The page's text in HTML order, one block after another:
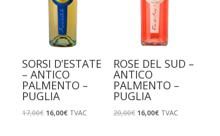
SORSI D’ESTATE
– ANTICO
PALMENTO –
PUGLIA
17,00€ Le
16,00€LeTVAC
ROSE DEL SUD –
ANTICO
PALMENTO –
PUGLIA
20,00€ Le
16,00€Le
TVAC